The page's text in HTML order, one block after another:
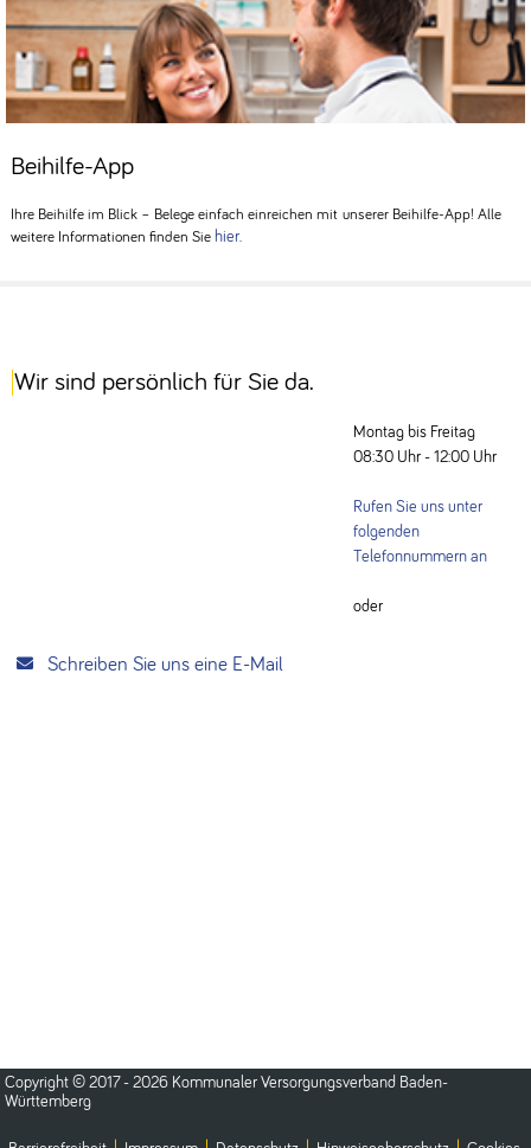
Beihilfe-App
Ihre Beihilfe im Blick – Belege einfach einreichen mit unserer Beihilfe-App! Alle
weitere Informationen finden Sie hier.
Wir sind persönlich für Sie da.
Montag bis Freitag
08:30 Uhr - 12:00 Uhr
Rufen Sie uns unter
folgenden
Telefonnummern an
oder
Schreiben Sie uns eine E-Mail
Copyright © 2017 - 2026 Kommunaler Versorgungsverband Baden-
Württemberg